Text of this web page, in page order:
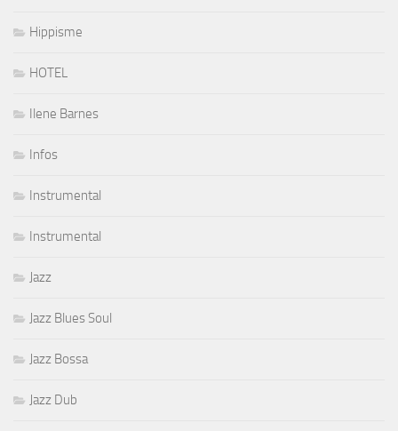
Hippisme
HOTEL
Ilene Barnes
Infos
Instrumental
Instrumental
Jazz
Jazz Blues Soul
Jazz Bossa
Jazz Dub